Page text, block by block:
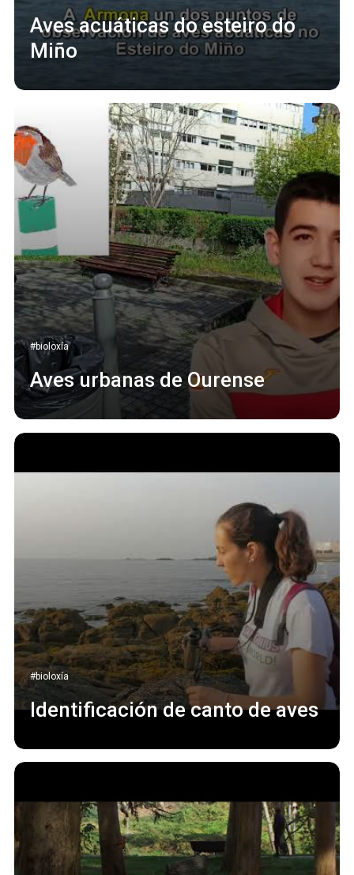
Aves acuáticas do esteiro do
Miño
#bioloxía
Aves urbanas de Ourense
#bioloxía
Identificación de canto de aves